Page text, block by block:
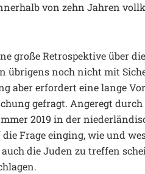
von zehn Jahren
große Retrospektive über
übrigens noch nicht mit
aber erfordert eine lange
gefragt. Angeregt
2019 in der
Frage einging, wie und
die Juden zu treffen